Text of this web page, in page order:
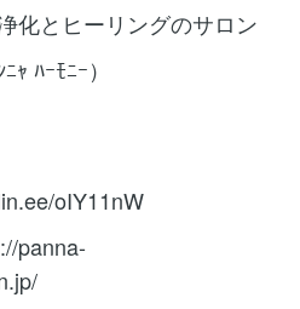
化とヒーリングのサロン
ﾊｰﾓﾆｰ）
oIY11nW
panna-